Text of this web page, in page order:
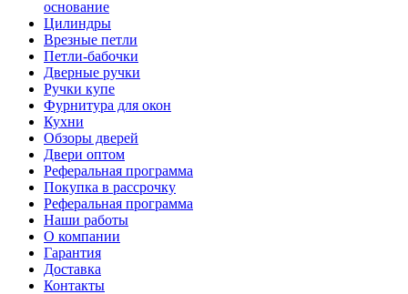
основание
Цилиндры
Врезные петли
Петли-бабочки
Дверные ручки
Ручки купе
Фурнитура для окон
Кухни
Обзоры дверей
Двери оптом
Реферальная программа
Покупка в рассрочку
Реферальная программа
Наши работы
О компании
Гарантия
Доставка
Контакты